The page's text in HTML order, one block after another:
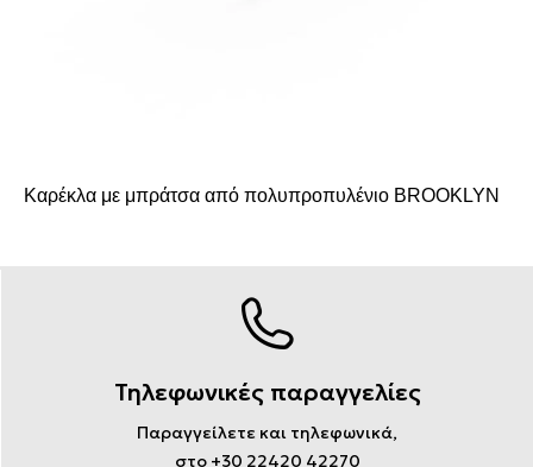
Καρέκλα με μπράτσα από πολυπροπυλένιο BROOKLYN
Τηλεφωνικές παραγγελίες
Παραγγείλετε και τηλεφωνικά,
στο +30 22420 42270